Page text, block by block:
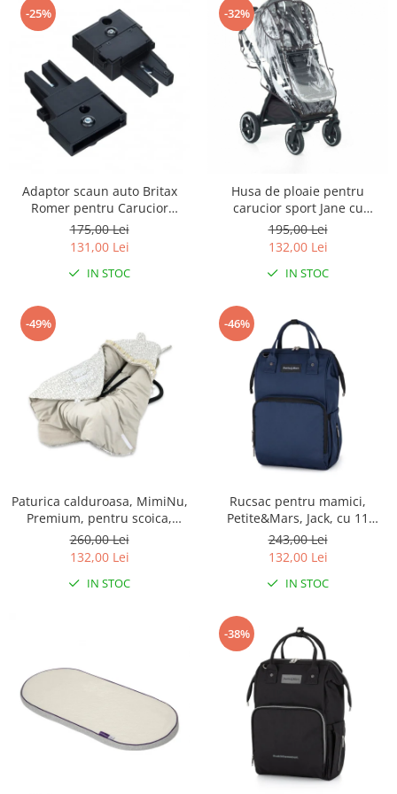
-25%
Adaptor scaun auto Britax
Romer pentru Carucior
Maclaren Daytripper
175,00 Lei
131,00 Lei
IN STOC
-32%
Husa de ploaie pentru
carucior sport Jane cu
fereastra generoasa Din folie
de inalta densitate
Transparenta
195,00 Lei
132,00 Lei
IN STOC
-49%
Paturica calduroasa, MimiNu,
Premium, pentru scoica,
scaun auto/carucior, cu
volanas si dantela,
Dimensiune 90x90 cm, din
Bumbac, Meadow
260,00 Lei
132,00 Lei
IN STOC
-46%
Rucsac pentru mamici,
Petite&Mars, Jack, cu 11
compartimente, cu buzunare
termice, Saltea de infasat
inclusa, 30 x 42 x 15 cm,
Albastru
243,00 Lei
132,00 Lei
IN STOC
-38%